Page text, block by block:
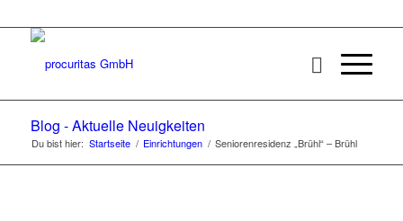
Blog - Aktuelle Neuigkeiten
Du bist hier: Startseite / Einrichtungen / Seniorenresidenz „Brühl“ – Brühl